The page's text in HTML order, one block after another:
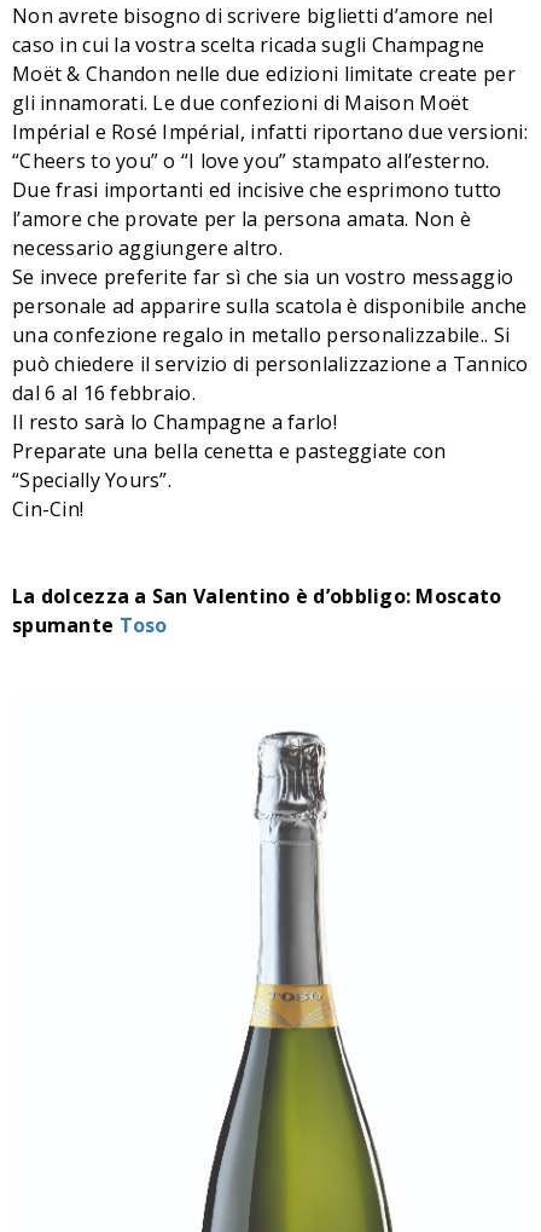
Non avrete bisogno di scrivere biglietti d’amore nel
caso in cui la vostra scelta ricada sugli Champagne
Moët & Chandon nelle due edizioni limitate create per
gli innamorati. Le due confezioni di Maison Moët
Impérial e Rosé Impérial, infatti riportano due versioni:
“Cheers to you” o “I love you” stampato all’esterno.
Due frasi importanti ed incisive che esprimono tutto
l’amore che provate per la persona amata. Non è
necessario aggiungere altro.
Se invece preferite far sì che sia un vostro messaggio
personale ad apparire sulla scatola è disponibile anche
una confezione regalo in metallo personalizzabile.. Si
può chiedere il servizio di personlalizzazione a Tannico
dal 6 al 16 febbraio.
Il resto sarà lo Champagne a farlo!
Preparate una bella cenetta e pasteggiate con
“Specially Yours”.
Cin-Cin!
La dolcezza a San Valentino è d’obbligo: Moscato
spumante Toso